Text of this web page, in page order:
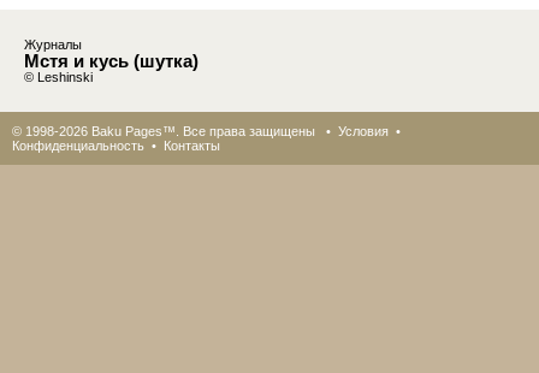
Журналы
Мстя и кусь (шутка)
© Leshinski
© 1998-2026 Baku Pages™. Все права защищены • Условия •
Конфиденциальность • Контакты